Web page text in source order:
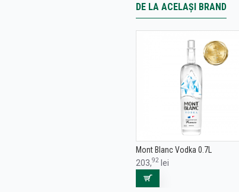
DE LA ACELAȘI BRAND
Mont Blanc Vodka 0.7L
203,92 lei